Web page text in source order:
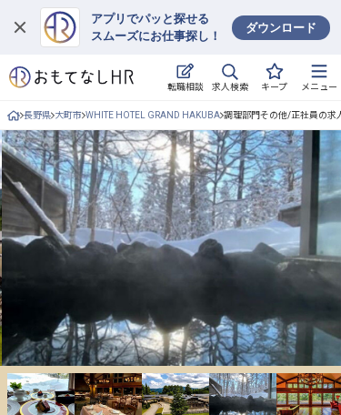
アプリでパッと探せる
スムーズにお仕事探し！
ダウンロード
転職相談 求人検索 キープ メニュー
ログイン
求人・施設を探す
キープした求人
就職・転職 合同説明会
おもてなしHRについて
よくある質問
ホテル・宿泊業界情報コラム
長野県 大町市 WHITE HOTEL GRAND HAKUBA 調理部門その他/正社員の求